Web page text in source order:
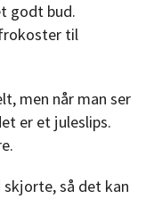
godt bud.
til
men når man ser
er et juleslips.
så det kan